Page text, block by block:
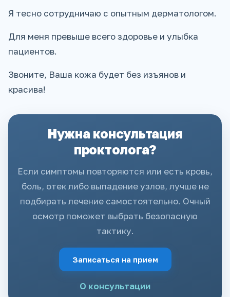
Я тесно сотрудничаю с опытным дерматологом.
Для меня превыше всего здоровье и улыбка
пациентов.
Звоните, Ваша кожа будет без изъянов и
красива!
Нужна консультация
проктолога?
Если симптомы повторяются или есть кровь,
боль, отек либо выпадение узлов, лучше не
подбирать лечение самостоятельно. Очный
осмотр поможет выбрать безопасную
тактику.
Записаться на прием
О консультации